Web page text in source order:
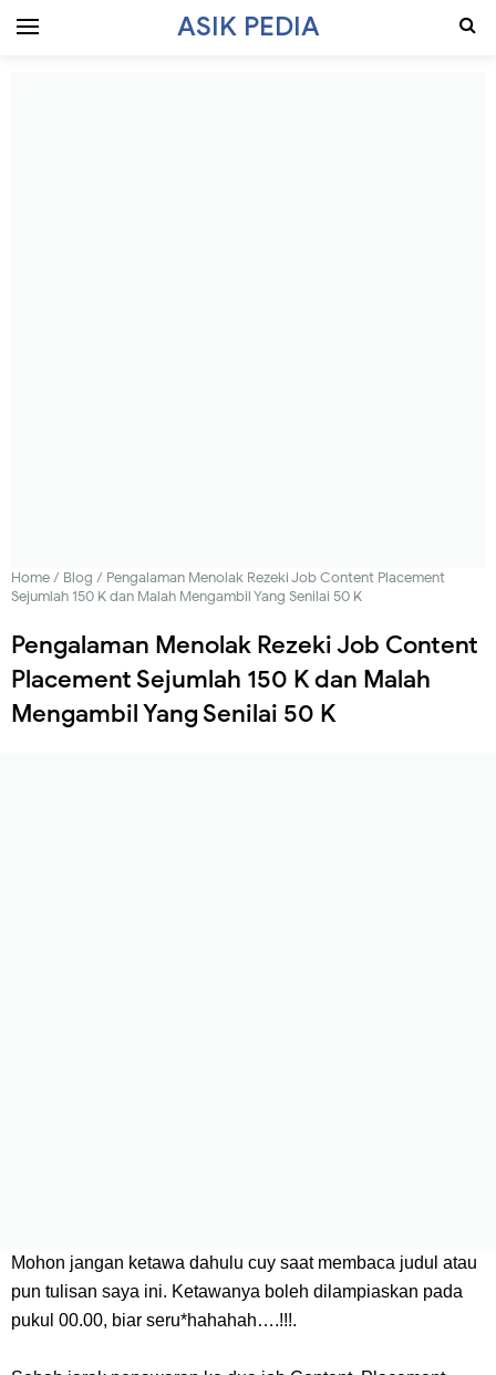
ASIK PEDIA
Home/ Blog / Pengalaman Menolak Rezeki Job Content Placement
Sejumlah 150 K dan Malah Mengambil Yang Senilai 50 K
Pengalaman Menolak Rezeki Job Content
Placement Sejumlah 150 K dan Malah
Mengambil Yang Senilai 50 K
Mohon jangan ketawa dahulu cuy saat membaca judul atau
pun tulisan saya ini. Ketawanya boleh dilampiaskan pada
pukul 00.00, biar seru*hahahah….!!!.